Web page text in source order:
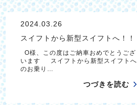
2024.03.26
スイフトから新型スイフトへ！！
O様、この度はご納車おめでとうござ
います スイフトから新型スイフトへ
のお乗り…
つづきを読む